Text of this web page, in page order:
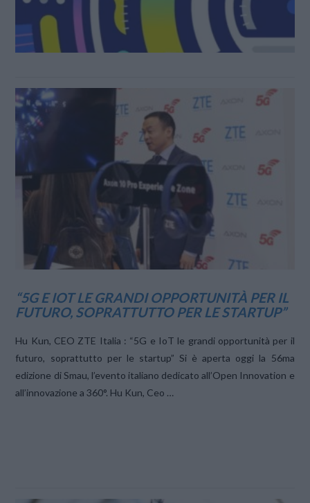
“5G E IOT LE GRANDI OPPORTUNITÀ PER IL
FUTURO, SOPRATTUTTO PER LE STARTUP”
Hu Kun, CEO ZTE Italia : “5G e IoT le grandi opportunità per il
futuro, soprattutto per le startup” Si è aperta oggi la 56ma
edizione di Smau, l’evento italiano dedicato all’Open Innovation e
all’innovazione a 360°. Hu Kun, Ceo …